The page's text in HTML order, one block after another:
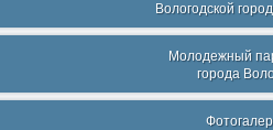
Вологодской
Молодежный
города